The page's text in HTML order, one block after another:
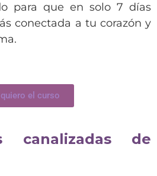
para que en solo 7 días
conectada a tu corazón y
quiero el curso
canalizadas de